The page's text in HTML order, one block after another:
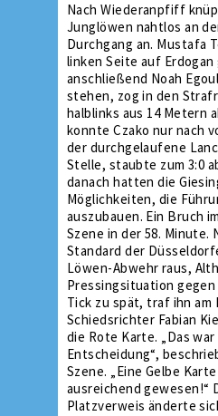
Nach Wiederanpfiff
Junglöwen nahtlos an
Durchgang an. Mustafa
linken Seite auf
anschließend Noah
stehen, zog in den
halblinks aus 14 Metern
konnte Czako nur nach
der durchgelaufene
Stelle, staubte zum 3:0
danach hatten die
Möglichkeiten, die
auszubauen. Ein Bruch
Szene in der 58. Minute.
Standard der
Löwen-Abwehr raus,
Pressingsituation gegen
Tick zu spät, traf ihn am
Schiedsrichter Fabian
die Rote Karte. „Das
Entscheidung“,
Szene. „Eine Gelbe
ausreichend gewesen!“
Platzverweis änderte